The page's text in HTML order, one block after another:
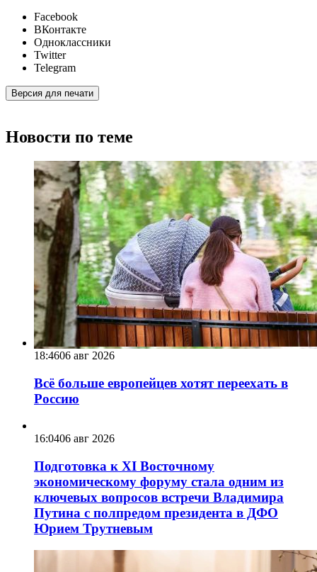
Facebook
ВКонтакте
Одноклассники
Twitter
Telegram
Версия для печати
Новости по теме
18:4606 авг 2026
Всё больше европейцев хотят переехать в
Россию
16:0406 авг 2026
Подготовка к XI Восточному
экономическому форуму стала одним из
ключевых вопросов встречи Владимира
Путина с полпредом президента в ДФО
Юрием Трутневым